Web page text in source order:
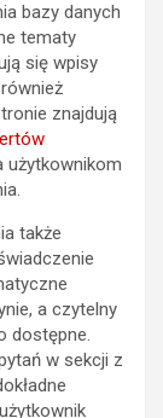
bazy danych
tematy
się wpisy
znajdują
użytkownikom
także
a czytelny
dostępne.
w sekcji z